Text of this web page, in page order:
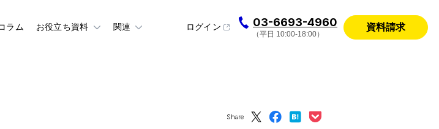
ラム お役立ち資料 関連 ログイン 03-6693-4960
（平日 10:00-18:00）
資料請求
Share